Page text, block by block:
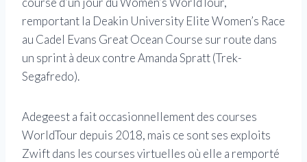
remportant la Deakin University Elite Women’s Race
au Cadel Evans Great Ocean Course sur route dans
un sprint à deux contre Amanda Spratt (Trek-
Segafredo).
Adegeest a fait occasionnellement des courses
WorldTour depuis 2018, mais ce sont ses exploits
Zwift dans les courses virtuelles où elle a remporté